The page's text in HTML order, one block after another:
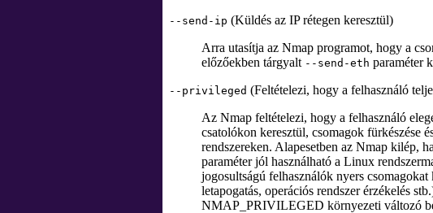
--send-ip (Küldés az IP rétegen keresztül)
Arra utasítja az Nmap programot, hogy a
előzőekben tárgyalt --send-eth paraméter
--privileged (Feltételezi, hogy a felhasználó
Az Nmap feltételezi, hogy a felhasználó
csatolókon keresztül, csomagok fürkészése
rendszereken. Alapesetben az Nmap kilép,
paraméter jól használható a Linux
jogosultságú felhasználók nyers
letapogatás, operációs rendszer érzékelés
NMAP_PRIVILEGED környezeti változó